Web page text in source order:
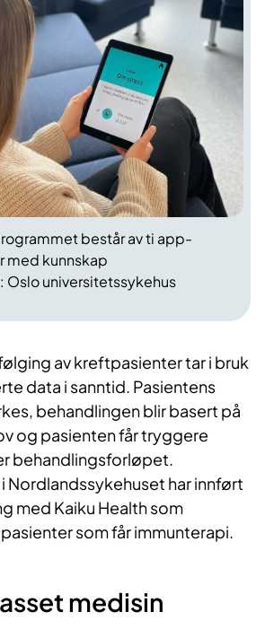
består av ti app-
med kunnskap
Oslo universitetssykehus
av kreftpasienter tar i bruk
data i sanntid. Pasientens
behandlingen blir basert på
og pasienten får tryggere
behandlingsforløpet.
Nordlandssykehuset har innført
med Kaiku Health som
som får immunterapi.
​​medisin